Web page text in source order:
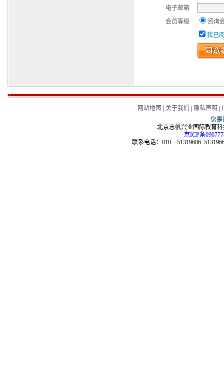
电子邮箱
会员等级
咨询
我已
网站地图 关于我们 隐私声明
您
北京志帆兴业国际教育
京ICP备
联系电话：010—51319686